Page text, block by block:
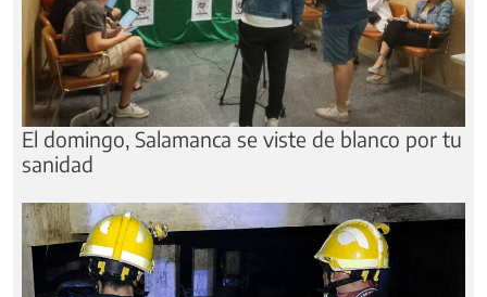
El domingo, Salamanca se viste de blanco por tu
sanidad